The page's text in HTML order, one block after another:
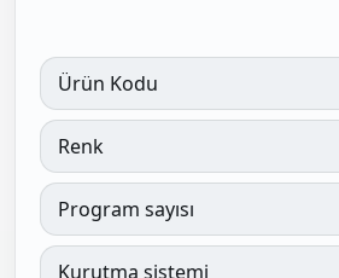
Ürün Kodu
Renk
Program sayısı
Kurutma sistemi